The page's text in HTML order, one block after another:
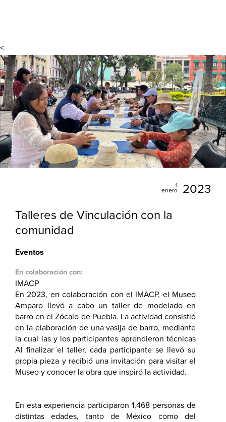
<
1
enero
2023
Talleres de Vinculación con la
comunidad
Eventos
En colaboración con:
IMACP
En 2023, en colaboración con el IMACP, el Museo
Amparo llevó a cabo un taller de modelado en
barro en el Zócalo de Puebla. La actividad consistió
en la elaboración de una vasija de barro, mediante
la cual las y los participantes aprendieron técnicas
de moldeado, modelado, pastillaje y esgrafiado.
Al finalizar el taller, cada participante se llevó su
propia pieza y recibió una invitación para visitar el
Museo y conocer la obra que inspiró la actividad.
En esta experiencia participaron 1,468 personas de
distintas edades, tanto de México como del